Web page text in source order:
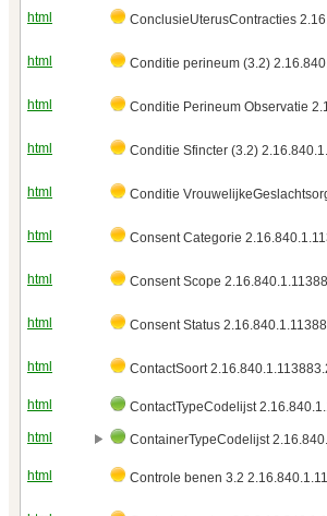
html ConclusieUterusContracties
html Conditie perineum (3.2)
html Conditie Perineum Observatie
html Conditie Sfincter (3.2)
html Conditie
html Consent Categorie
html Consent Scope
html Consent Status
html ContactSoort
html
ContactTypeCodelijst
html
ContainerTypeCodelijst
html Controle benen 3.2